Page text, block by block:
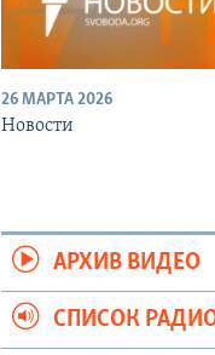
26 МАРТА 2026
Новости
АРХИВ ВИДЕО
СПИСОК